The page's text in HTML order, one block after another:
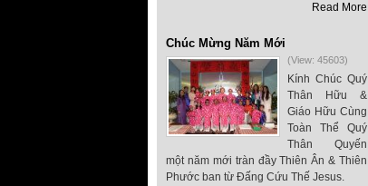
Read More
Chúc Mừng Năm Mới
(View: 45603)
Kính Chúc Quý
Thân Hữu &
Giáo Hữu Cùng
Toàn Thể Quý
Thân Quyến
một năm mới tràn đầy Thiên Ân & Thiên
Phước ban từ Đấng Cứu Thế Jesus.